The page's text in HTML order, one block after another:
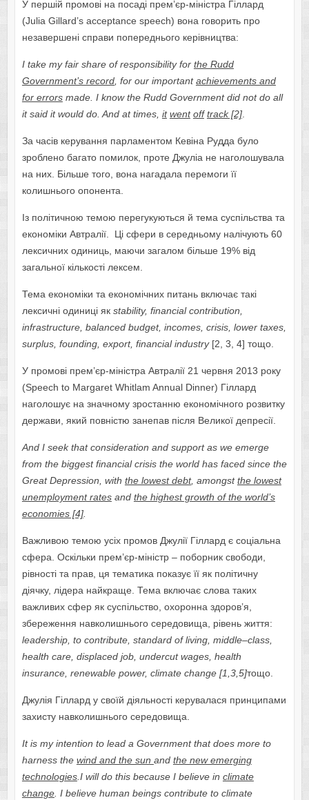
У першій промові на посаді прем’єр-міністра Гіллард
(Julia Gillard’s acceptance speech) вона говорить про
незавершені справи попереднього керівництва:
I take my fair share of responsibility for the Rudd
Government’s record, for our importantachievements and
for errorsmade. I know the Rudd Government did not do all
it said it would do. And at times, it went off track[2].
За часів керування парламентом Кевіна Рудда було
зроблено багато помилок, проте Джуліа не наголошувала
на них. Більше того, вона нагадала перемоги її
колишнього опонента.
Із політичною темою перегукуються й тема суспільства та
економіки Автралії. Ці сфери в середньому налічують 60
лексичних одиниць, маючи загалом більше 19% від
загальної кількості лексем.
Тема економіки та економічних питань включає такі
лексичні одиниці як stability, financial contribution,
infrastructure, balanced budget, incomes, crisis, lower taxes,
surplus, founding, export, financial industry[2, 3, 4] тощо.
У промові прем’єр-міністра Автралії 21 червня 2013 року
(Speech to Margaret Whitlam Annual Dinner) Гіллард
наголошує на значному зростанню економічного розвитку
держави, який повністю занепав після Великої депресії.
And I seek that consideration and support as we emerge
from the biggest financial crisis the world has faced since the
Great Depression, with the lowest debt, amongstthe lowest
unemployment ratesand the highest growth of the world’s
economies [4].
Важливою темою усіх промов Джулії Гіллард є соціальна
сфера. Оскільки прем’єр-міністр – поборник свободи,
рівності та прав, ця тематика показує її як політичну
діячку, лідера найкраще. Тема включає слова таких
важливих сфер як суспільство, охоронна здоров’я,
збереження навколишнього середовища, рівень життя:
leadership, to contribute, standard of living, middle–class,
health care, displaced job, undercut wages, health
insurance, renewable power, climate change [1,3,5]тощо.
Джулія Гіллард у своїй діяльності керувалася принципами
захисту навколишнього середовища.
It is my intention to lead a Government that does more to
harness the wind and the sun and the new emerging
technologies.I will do this because I believe in climate
change. I believe human beings contribute to climate